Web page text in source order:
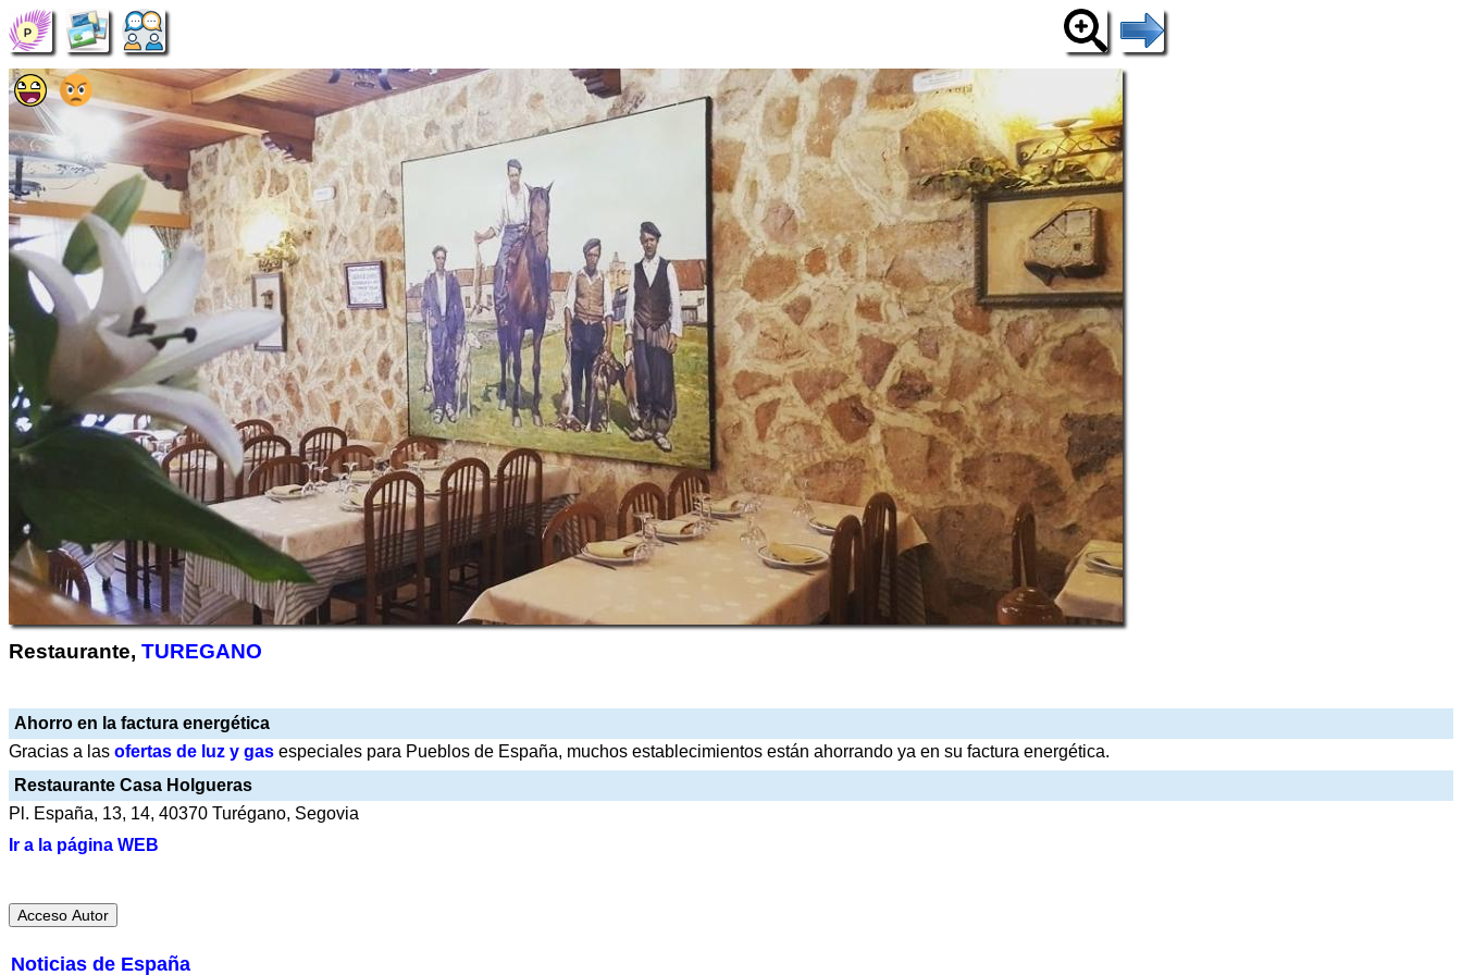
Restaurante, TUREGANO
Ahorro en la factura energética
Gracias a las ofertas de luz y gas especiales para Pueblos de España, muchos establecimientos están ahorrando ya en su factura energética.
Restaurante Casa Holgueras
Pl. España, 13, 14, 40370 Turégano, Segovia
Ir a la página WEB
Noticias de España